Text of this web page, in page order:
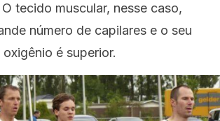
O tecido muscular, nesse caso,
número de capilares e o seu
é superior.